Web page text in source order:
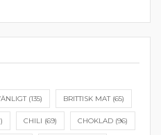
(135) BRITTISK MAT(65)
CHILI (69) CHOKLAD (96)